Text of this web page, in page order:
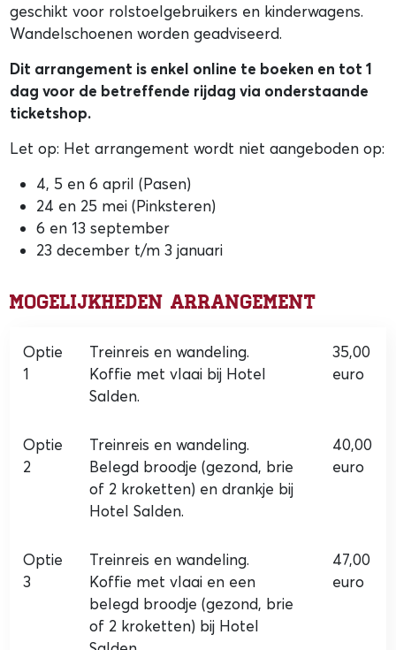
geschikt voor rolstoelgebruikers en kinderwagens.
Wandelschoenen worden geadviseerd.
Dit arrangement is enkel online te boeken en tot 1
dag voor de betreffende rijdag via onderstaande
ticketshop.
Let op: Het arrangement wordt niet aangeboden op:
4, 5 en 6 april (Pasen)
24 en 25 mei (Pinksteren)
6 en 13 september
23 december t/m 3 januari
Mogelijkheden arrangement
Optie
1
Treinreis en wandeling.
Koffie met vlaai bij Hotel
Salden.
35,00
euro
Optie
2
Treinreis en wandeling.
Belegd broodje (gezond, brie
of 2 kroketten) en drankje bij
Hotel Salden.
40,00
euro
Optie
3
Treinreis en wandeling.
Koffie met vlaai en een
belegd broodje (gezond, brie
of 2 kroketten) bij Hotel
47,00
euro